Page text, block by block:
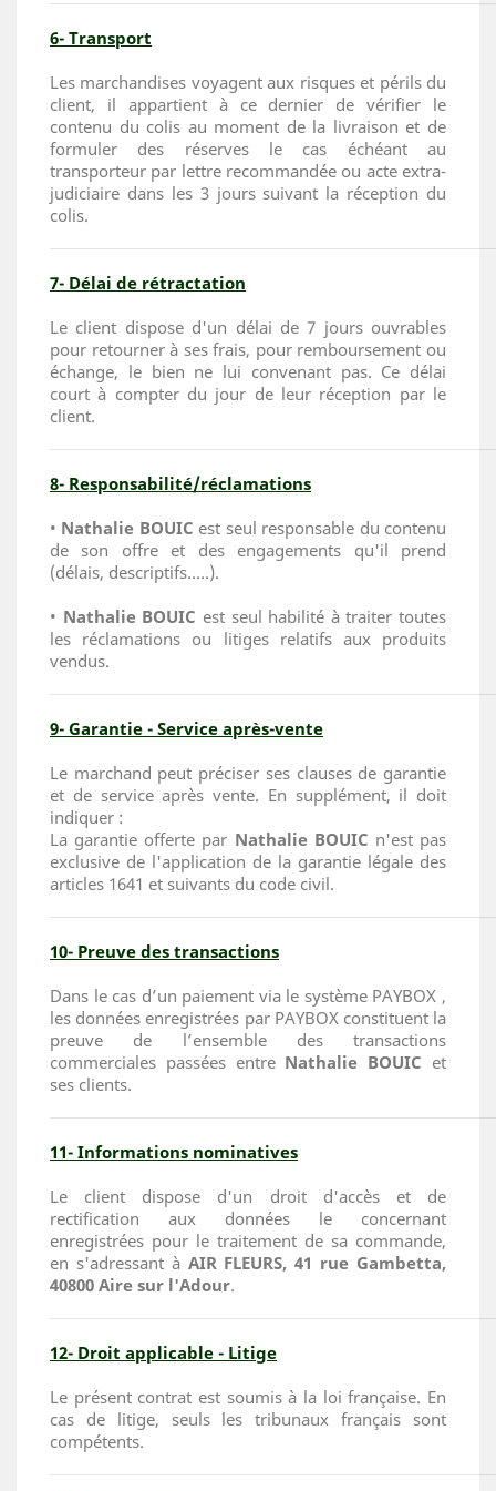
6- Transport
Les marchandises voyagent aux risques et périls du
client, il appartient à ce dernier de vérifier le
contenu du colis au moment de la livraison et de
formuler des réserves le cas échéant au
transporteur par lettre recommandée ou acte extra-
judiciaire dans les 3 jours suivant la réception du
colis.
7- Délai de rétractation
Le client dispose d'un délai de 7 jours ouvrables
pour retourner à ses frais, pour remboursement ou
échange, le bien ne lui convenant pas. Ce délai
court à compter du jour de leur réception par le
client.
8- Responsabilité/réclamations
• Nathalie BOUIC est seul responsable du contenu
de son offre et des engagements qu'il prend
(délais, descriptifs…..).
• Nathalie BOUIC est seul habilité à traiter toutes
les réclamations ou litiges relatifs aux produits
vendus.
9- Garantie - Service après-vente
Le marchand peut préciser ses clauses de garantie
et de service après vente. En supplément, il doit
indiquer :
La garantie offerte par Nathalie BOUIC n'est pas
exclusive de l'application de la garantie légale des
articles 1641 et suivants du code civil.
10- Preuve des transactions
Dans le cas d’un paiement via le système PAYBOX ,
les données enregistrées par PAYBOX constituent la
preuve de l’ensemble des transactions
commerciales passées entre Nathalie BOUIC et
ses clients.
11- Informations nominatives
Le client dispose d'un droit d'accès et de
rectification aux données le concernant
enregistrées pour le traitement de sa commande,
en s'adressant à AIR FLEURS, 41 rue Gambetta,
40800 Aire sur l'Adour.
12- Droit applicable - Litige
Le présent contrat est soumis à la loi française. En
cas de litige, seuls les tribunaux français sont
compétents.